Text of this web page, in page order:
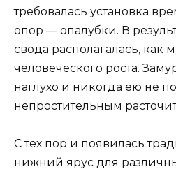
требовалась установка
опор — опалубки. В
свода располагалась, как
человеческого роста.
наглухо и никогда ею не
непростительным
С тех пор и появилась
нижний ярус для